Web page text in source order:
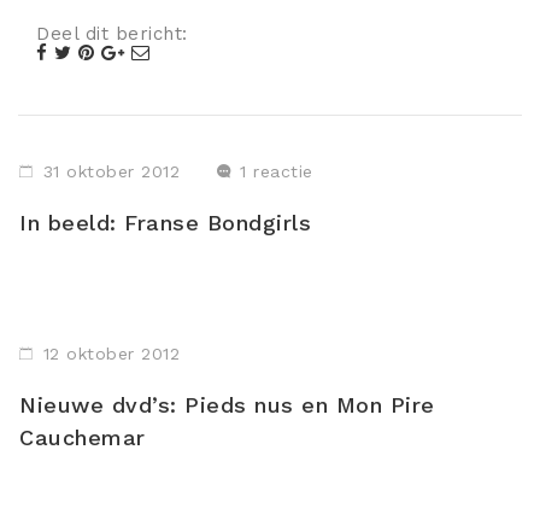
Deel dit bericht:
31 oktober 2012 1 reactie
In beeld: Franse Bondgirls
12 oktober 2012
Nieuwe dvd’s: Pieds nus en Mon Pire
Cauchemar